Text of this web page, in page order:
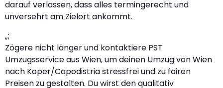
darauf verlassen, dass alles termingerecht und
unversehrt am Zielort ankommt.
„;
Zögere nicht länger und kontaktiere PST
Umzugsservice aus Wien, um deinen Umzug von Wien
nach Koper/Capodistria stressfrei und zu fairen
Preisen zu gestalten. Du wirst den qualitativ